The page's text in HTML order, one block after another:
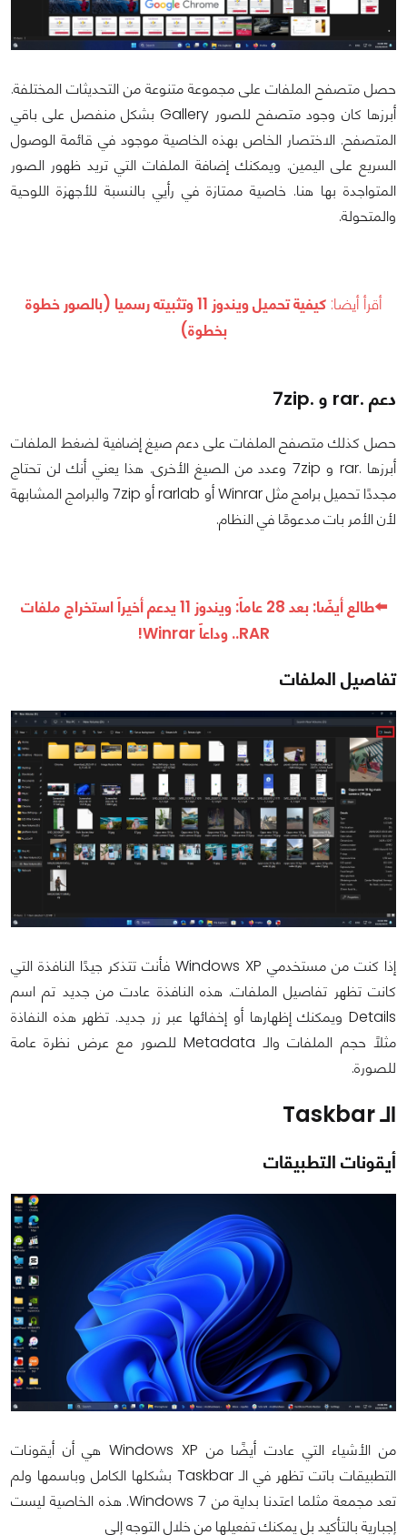
حصل متصفح الملفات على مجموعة متنوعة من التحديثات المختلفة.
أبرزها كان وجود متصفح للصور Gallery بشكل منفصل على باقي
المتصفح. الاختصار الخاص بهذه الخاصية موجود في قائمة الوصول
السريع على اليمين. ويمكنك إضافة الملفات التي تريد ظهور الصور
المتواجدة بها هنا. خاصية ممتازة في رأيي بالنسبة للأجهزة اللوحية
والمتحولة.
أقرأ أيضا:
كيفية تحميل ويندوز 11 وتثبيته رسميا (بالصور خطوة
بخطوة)
دعم .rar و .7zip
حصل كذلك متصفح الملفات على دعم صيغ إضافية لضغط الملفات
أبرزها .rar و 7zip وعدد من الصيغ الأخرى. هذا يعني أنك لن تحتاج
مجددًا تحميل برامج مثل Winrar أو rarlab أو 7zip والبرامج المشابهة
لأن الأمر بات مدعومًا في النظام.
⬅️طالع أيضًا:
بعد 28 عاماً: ويندوز 11 يدعم أخيراً استخراج ملفات
RAR.. وداعاً Winrar!
تفاصيل الملفات
إذا كنت من مستخدمي Windows XP فأنت تتذكر جيدًا النافذة التي
كانت تظهر تفاصيل الملفات. هذه النافذة عادت من جديد تم اسم
Details ويمكنك إظهارها أو إخفائها عبر زر جديد. تظهر هذه النفاذة
مثلًا حجم الملفات والـ Metadata للصور مع عرض نظرة عامة
للصورة.
الـ Taskbar
أيقونات التطبيقات
من الأشياء التي عادت أيضًا من Windows XP هي أن أيقونات
التطبيقات باتت تظهر في الـ Taskbar بشكلها الكامل وباسمها ولم
تعد مجمعة مثلما اعتدنا بداية من Windows 7. هذه الخاصية ليست
إجبارية بالتأكيد بل يمكنك تفعيلها من خلال التوجه إلى